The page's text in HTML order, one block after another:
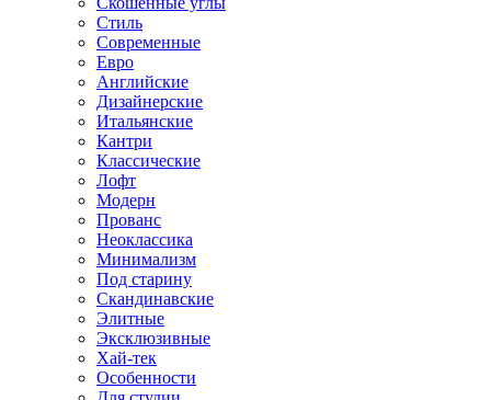
Стиль
Современные
Евро
Английские
Дизайнерские
Итальянские
Кантри
Классические
Лофт
Модерн
Прованс
Неоклассика
Минимализм
Под старину
Скандинавские
Элитные
Эксклюзивные
Хай-тек
Особенности